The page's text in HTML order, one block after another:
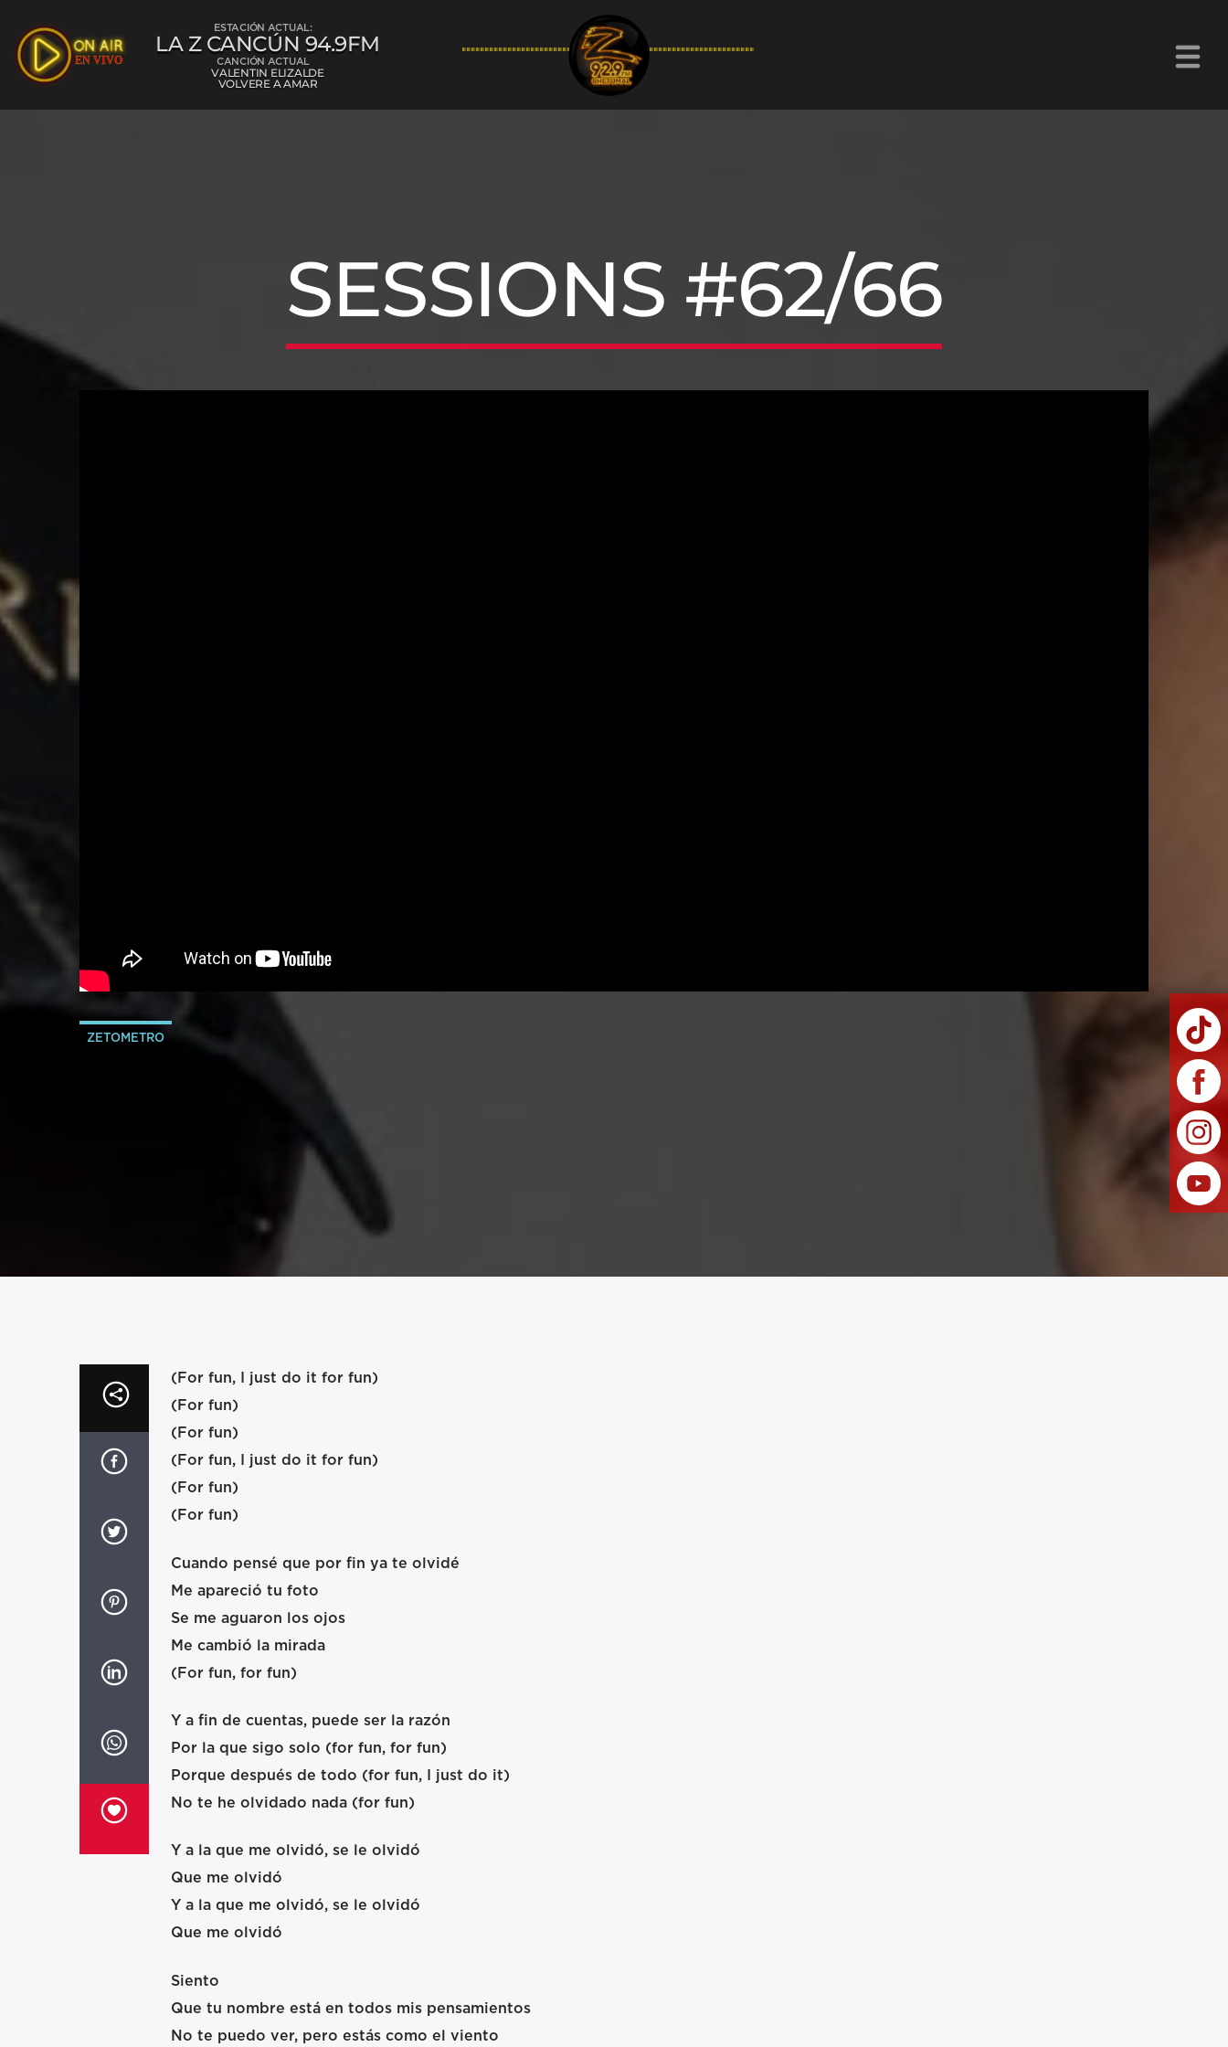
ESTACIÓN ACTUAL:
LA Z CANCÚN 94.9FM
CANCIÓN ACTUAL
VALENTIN ELIZALDE
VOLVERE A AMAR
SESSIONS #62/66
ZETOMETRO
(For fun, I just do it for fun)
(For fun)
(For fun)
(For fun, I just do it for fun)
(For fun)
(For fun)
Cuando pensé que por fin ya te olvidé
Me apareció tu foto
Se me aguaron los ojos
Me cambió la mirada
(For fun, for fun)
Y a fin de cuentas, puede ser la razón
Por la que sigo solo (for fun, for fun)
Porque después de todo (for fun, I just do it)
No te he olvidado nada (for fun)
Y a la que me olvidó, se le olvidó
Que me olvidó
Y a la que me olvidó, se le olvidó
Que me olvidó
Siento
Que tu nombre está en todos mis pensamientos
No te puedo ver, pero estás como el viento